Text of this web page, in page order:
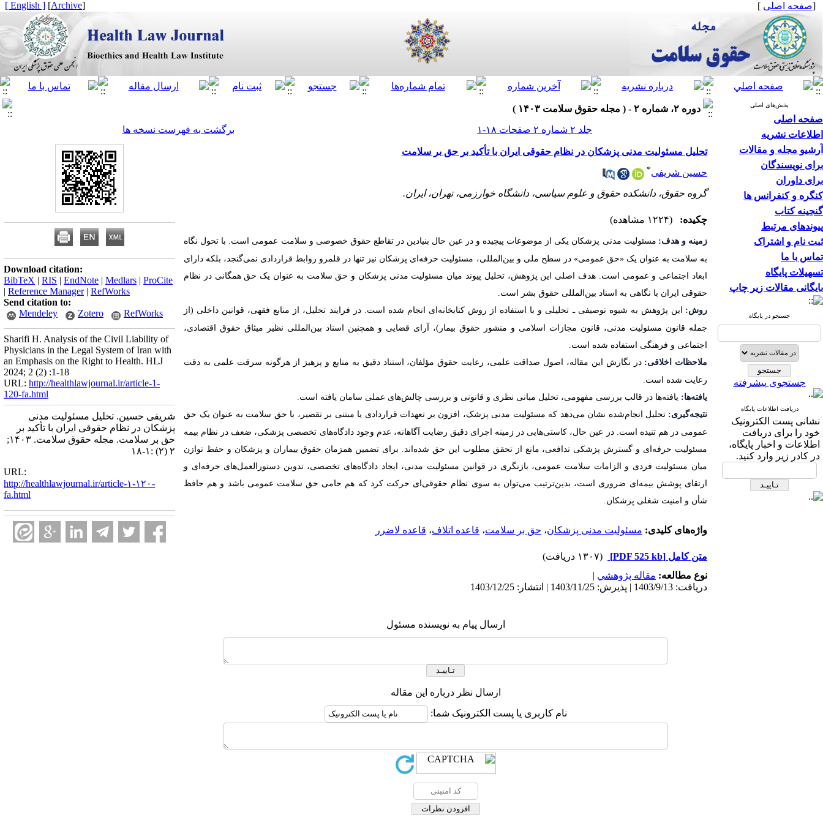
[صفحه اصلی ]
[
Archive
]
[ English ]
بخش‌های اصلی
صفحه اصلی
اطلاعات نشریه
آرشیو مجله و مقالات
برای نویسندگان
برای داوران
کنگره و کنفرانس ها
گنجینه کتاب
پیوندهای مرتبط
ثبت نام و اشتراک
تماس با ما
تسهیلات پایگاه
بایگانی مقالات زیر چاپ
جستجو در پایگاه
جستجوی پیشرفته
دریافت اطلاعات پایگاه
نشانی پست الکترونیک
خود را برای دریافت
اطلاعات و اخبار پایگاه،
در کادر زیر وارد کنید.
دوره ۲، شماره ۲ - ( مجله حقوق سلامت ۱۴۰۳ )
جلد ۲ شماره ۲ صفحات ۱۸-۱
برگشت به فهرست نسخه ها
تحلیل مسئولیت مدنی پزشکان در نظام حقوقی ایران با تأکید بر حق بر سلامت
حسین شریفی*
گروه حقوق، دانشکده حقوق و علوم سیاسی، دانشگاه خوارزمی، تهران، ایران.
چکیده: (۱۲۲۴ مشاهده)
زمینه و هدف: مسئولیت مدنی پزشکان یکی از موضوعات پیچیده و در عین حال بنیادین در تقاطع حقوق خصوصی و سلامت عمومی است. با تحول نگاه
به سلامت به عنوان یک «حق عمومی» در سطح ملی و بین‌المللی، مسئولیت حرفه‌ای پزشکان نیز تنها در قلمرو روابط قراردادی نمی‌گنجد، بلکه دارای
ابعاد اجتماعی و عمومی است. هدف اصلی این پژوهش، تحلیل پیوند میان مسئولیت مدنی پزشکان و حق سلامت به عنوان یک حق همگانی در نظام
حقوقی ایران با نگاهی به اسناد بین‌المللی حقوق بشر است.
روش:
این پژوهش به شیوه توصیفی ـ تحلیلی و با استفاده از روش کتابخانه‌ای انجام شده است. در فرایند تحلیل، از منابع فقهی، قوانین داخلی (از
جمله قانون مسئولیت مدنی، قانون مجازات اسلامی و منشور حقوق بیمار)، آرای قضایی و همچنین اسناد بین‌المللی نظیر میثاق حقوق اقتصادی،
اجتماعی و فرهنگی استفاده شده است.
ملاحظات اخلاقی: در نگارش این مقاله، اصول صداقت علمی، رعایت حقوق مؤلفان، استناد دقیق به منابع و پرهیز از هرگونه سرقت علمی به دقت
رعایت شده است.
یافته‌ها: یافته‌ها در قالب بررسی مفهومی، تحلیل مبانی نظری و قانونی و بررسی چالش‌های عملی سامان یافته است.
نتیجه‌گیری: تحلیل انجام‌شده نشان می‌دهد که مسئولیت مدنی پزشک، افزون بر تعهدات قراردادی یا مبتنی بر تقصیر، با حق سلامت به عنوان یک حق
عمومی در هم تنیده است. در عین حال، کاستی‌هایی در زمینه اجرای دقیق رضایت آگاهانه، عدم وجود دادگاه‌های تخصصی پزشکی، ضعف در نظام بیمه
مسئولیت حرفه‌ای و گسترش پزشکی تدافعی، مانع از تحقق مطلوب این حق شده‌اند. برای تضمین همزمان حقوق بیماران و پزشکان و حفظ توازن
میان مسئولیت فردی و الزامات سلامت عمومی، بازنگری در قوانین مسئولیت مدنی، ایجاد دادگاه‌های تخصصی، تدوین دستورالعمل‌های حرفه‌ای و
ارتقای پوشش بیمه‌ای ضروری است، بدین‌ترتیب می‌توان به سوی نظام حقوقی‌ای حرکت کرد که هم حامی حق سلامت عمومی باشد و هم حافظ
شأن و امنیت شغلی پزشکان.
واژه‌های کلیدی: مسئولیت مدنی پزشکان، حق بر سلامت، قاعده اتلاف، قاعده لاضرر
متن کامل [PDF 525 kb]
(۱۳۰۷ دریافت)
نوع مطالعه: مقاله پژوهشي |
دریافت: 1403/9/13 | پذیرش: 1403/11/25 | انتشار: 1403/12/25
ارسال پیام به نویسنده مسئول
ارسال نظر درباره این مقاله
نام کاربری یا پست الکترونیک شما:
Download citation:
BibTeX | RIS | EndNote | Medlars | ProCite
| Reference Manager| RefWorks
Send citation to:
Mendeley
Zotero RefWorks
Sharifi H. Analysis of the Civil Liability of
Physicians in the Legal System of Iran with
an Emphasis on the Right to Health. HLJ
2024; 2 (2) :1-18
URL: http://healthlawjournal.ir/article-1-
120-fa.html
شریفی حسین. تحلیل مسئولیت مدنی
پزشکان در نظام حقوقی ایران با تأکید بر
حق بر سلامت. مجله حقوق سلامت. ۱۴۰۳;
۲ (۲) :۱-۱۸
URL:
http://healthlawjournal.ir/article-۱-۱۲۰-
fa.html